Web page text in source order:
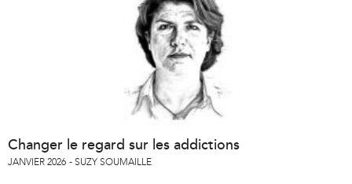
Changer le regard sur les addictions
JANVIER 2026 SUZY SOUMAILLE